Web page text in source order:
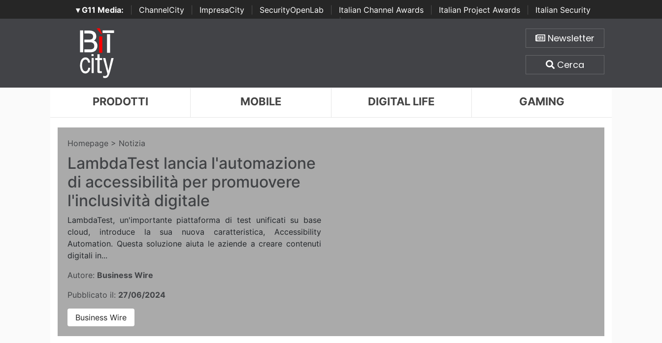
▾ G11 Media: ChannelCity ImpresaCity SecurityOpenLab Italian Channel Awards Italian Project Awards
Italian Security
Awards | ...
Newsletter
Cerca
PRODOTTI MOBILE DIGITAL LIFE GAMING
Homepage > Notizia
LambdaTest lancia l'automazione
di accessibilità per promuovere
l'inclusività digitale
LambdaTest, un'importante piattaforma di test unificati su base
cloud, introduce la sua nuova caratteristica, Accessibility
Automation. Questa soluzione aiuta le aziende a creare contenuti
digitali in...
Autore: Business Wire
Pubblicato il: 27/06/2024
Business Wire